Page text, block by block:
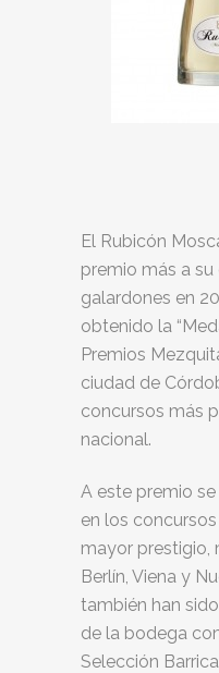
El Rubicón
premio más a
galardones en
obtenido la
Premios
ciudad de
concursos más
nacional.
A este premio
en los
mayor prestigio,
Berlín, Viena y
también han
de la bodega
Selección